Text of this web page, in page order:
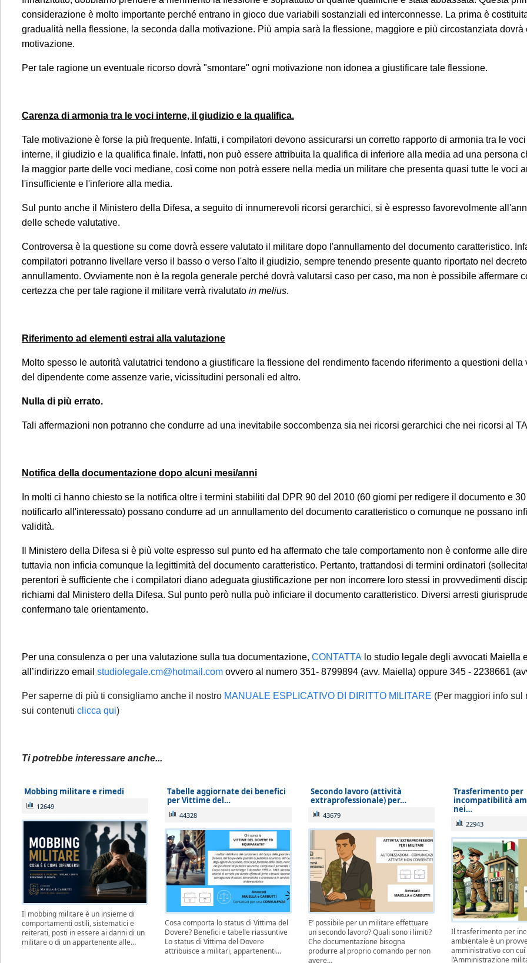
considerazione è molto importante perché entrano in gioco due variabili sostanziali ed interconnesse. La prima è
gradualità nella flessione, la seconda dalla motivazione. Più ampia sarà la flessione, maggiore e più circostanziata dovrà
motivazione.
Per tale ragione un eventuale ricorso dovrà "smontare" ogni motivazione non idonea a giustificare tale flessione.
Carenza di armonia tra le voci interne, il giudizio e la qualifica.
Tale motivazione è forse la più frequente. Infatti, i compilatori devono assicurarsi un corretto rapporto di armonia tra le
interne, il giudizio e la qualifica finale. Infatti, non può essere attribuita la qualifica di inferiore alla media ad una persona
la maggior parte delle voci mediane, così come non potrà essere nella media un militare che presenta quasi tutte le voci
l'insufficiente e l'inferiore alla media.
Sul punto anche il Ministero della Difesa, a seguito di innumerevoli ricorsi gerarchici, si è espresso favorevolmente
delle schede valutative.
Controversa è la questione su come dovrà essere valutato il militare dopo l'annullamento del documento caratteristico.
compilatori potranno livellare verso il basso o verso l'alto il giudizio, sempre tenendo presente quanto riportato nel
annullamento. Ovviamente non è la regola generale perché dovrà valutarsi caso per caso, ma non è possibile affermare
certezza che per tale ragione il militare verrà rivalutato in melius.
Riferimento ad elementi estrai alla valutazione
Molto spesso le autorità valutatrici tendono a giustificare la flessione del rendimento facendo riferimento a questioni della
del dipendente come assenze varie, vicissitudini personali ed altro.
Nulla di più errato.
Tali affermazioni non potranno che condurre ad una inevitabile soccombenza sia nei ricorsi gerarchici che nei ricorsi al
Notifica della documentazione dopo alcuni mesi/anni
In molti ci hanno chiesto se la notifica oltre i termini stabiliti dal DPR 90 del 2010 (60 giorni per redigere il documento e
notificarlo all'interessato) possano condurre ad un annullamento del documento caratteristico o comunque ne possano
validità.
Il Ministero della Difesa si è più volte espresso sul punto ed ha affermato che tale comportamento non è conforme alle
tuttavia non inficia comunque la legittimità del documento caratteristico. Pertanto, trattandosi di termini ordinatori
perentori è sufficiente che i compilatori diano adeguata giustificazione per non incorrere loro stessi in provvedimenti
richiami dal Ministero della Difesa. Sul punto però nulla può inficiare il documento caratteristico. Diversi arresti
confermano tale orientamento.
Per una consulenza o per una valutazione sulla tua documentazione, CONTATTA lo studio legale degli avvocati Maiella
all’indirizzo email studiolegale.cm@hotmail.com ovvero al numero 351- 8799894 (avv. Maiella) oppure 345 - 2238661
Per saperne di più ti consigliamo anche il nostro MANUALE ESPLICATIVO DI DIRITTO MILITARE (Per maggiori info sul
sui contenuti clicca qui)
Ti potrebbe interessare anche...
Mobbing militare e rimedi
12649
Il mobbing militare è un insieme di
comportamenti ostili, sistematici e
reiterati, posti in essere ai danni di un
militare o di un appartenente alle…
Tabelle aggiornate dei benefici
per Vittime del…
44328
Cosa comporta lo status di Vittima del
Dovere? Benefici e tabelle riassuntive
Lo status di Vittima del Dovere
attribuisce a militari, appartenenti…
Secondo lavoro (attività
extraprofessionale) per…
43679
E’ possibile per un militare effettuare
un secondo lavoro? Quali sono i limiti?
Che documentazione bisogna
produrre al proprio comando per non
avere…
Trasferimento per
incompatibilità
nei…
22943
Il trasferimento per
ambientale è un
amministrativo con cui
l’Amministrazione
Gentile Cliente,
seguito esposto. La invitiamo pertanto a leggere con
Se ci contatta per la prima volta, la informiamo che
consulenza pervenuta in questo periodo sarà gestita in
fronte di un compenso di
professionisti, in relazione all'urgenza della questione posta. Se
invita a mandare una mail con richiesta di prenotazione.
avviso di conclusione delle indagini ex art. 415-bis c.p.p.;
Per tali casistiche La invitiamo a descrivere dettagliatamente la
una email: la Sua richiesta sarà evasa esclusivamente
riscontro da parte dello Studio, che indicherà le modalità di
Se è già cliente dello Studio
, le richieste non
(aggiornamenti sullo stato della pratica, quesiti
adempimenti processuali rinviabili) saranno prese in
partire dal 1° settembre 2026.